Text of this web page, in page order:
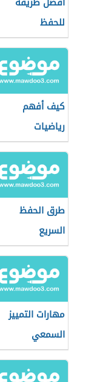
للحفظ
كيف أفهم
رياضيات
طرق الحفظ
السريع
مهارات التمييز
السمعي